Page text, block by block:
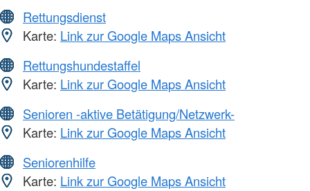
Rettungsdienst
Karte: Link zur Google Maps Ansicht
Rettungshundestaffel
Karte: Link zur Google Maps Ansicht
Senioren -aktive Betätigung/Netzwerk-
Karte: Link zur Google Maps Ansicht
Seniorenhilfe
Karte: Link zur Google Maps Ansicht